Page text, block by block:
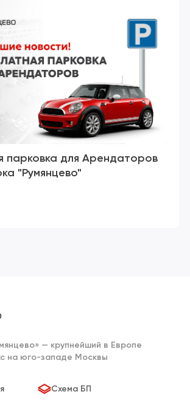
парковка для Арендаторов
"Румянцево"
— крупнейший в Европе
на юго-западе Москвы
Схема БП